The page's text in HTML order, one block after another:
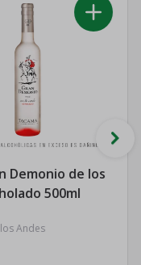
Demonio de los
500ml
Andes